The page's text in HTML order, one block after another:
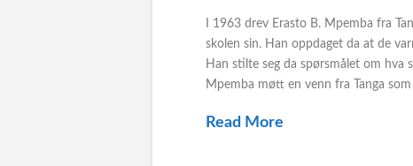
I 1963 drev Erasto B. Mpemba fra
skolen sin. Han oppdaget da at de
Han stilte seg da spørsmålet om hva
Mpemba møtt en venn fra Tanga
Read More